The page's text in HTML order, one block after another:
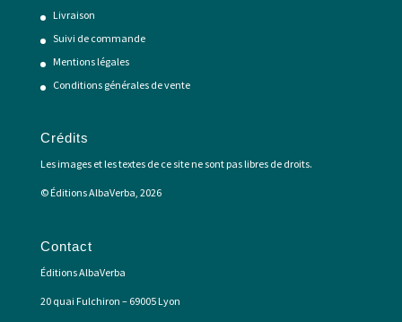
Livraison
Suivi de commande
Mentions légales
Conditions générales de vente
Crédits
Les images et les textes de ce site ne sont pas libres de droits.
© Éditions AlbaVerba, 2026
Contact
Éditions AlbaVerba
20 quai Fulchiron – 69005 Lyon